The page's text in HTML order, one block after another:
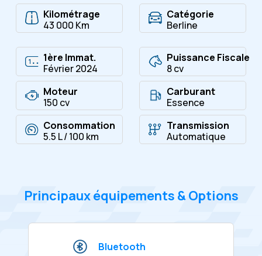
Kilométrage
43 000 Km
Catégorie
Berline
1ère Immat.
Février 2024
Puissance Fiscale
8 cv
Moteur
150 cv
Carburant
Essence
Consommation
5.5 L / 100 km
Transmission
Automatique
Principaux équipements & Options
Bluetooth